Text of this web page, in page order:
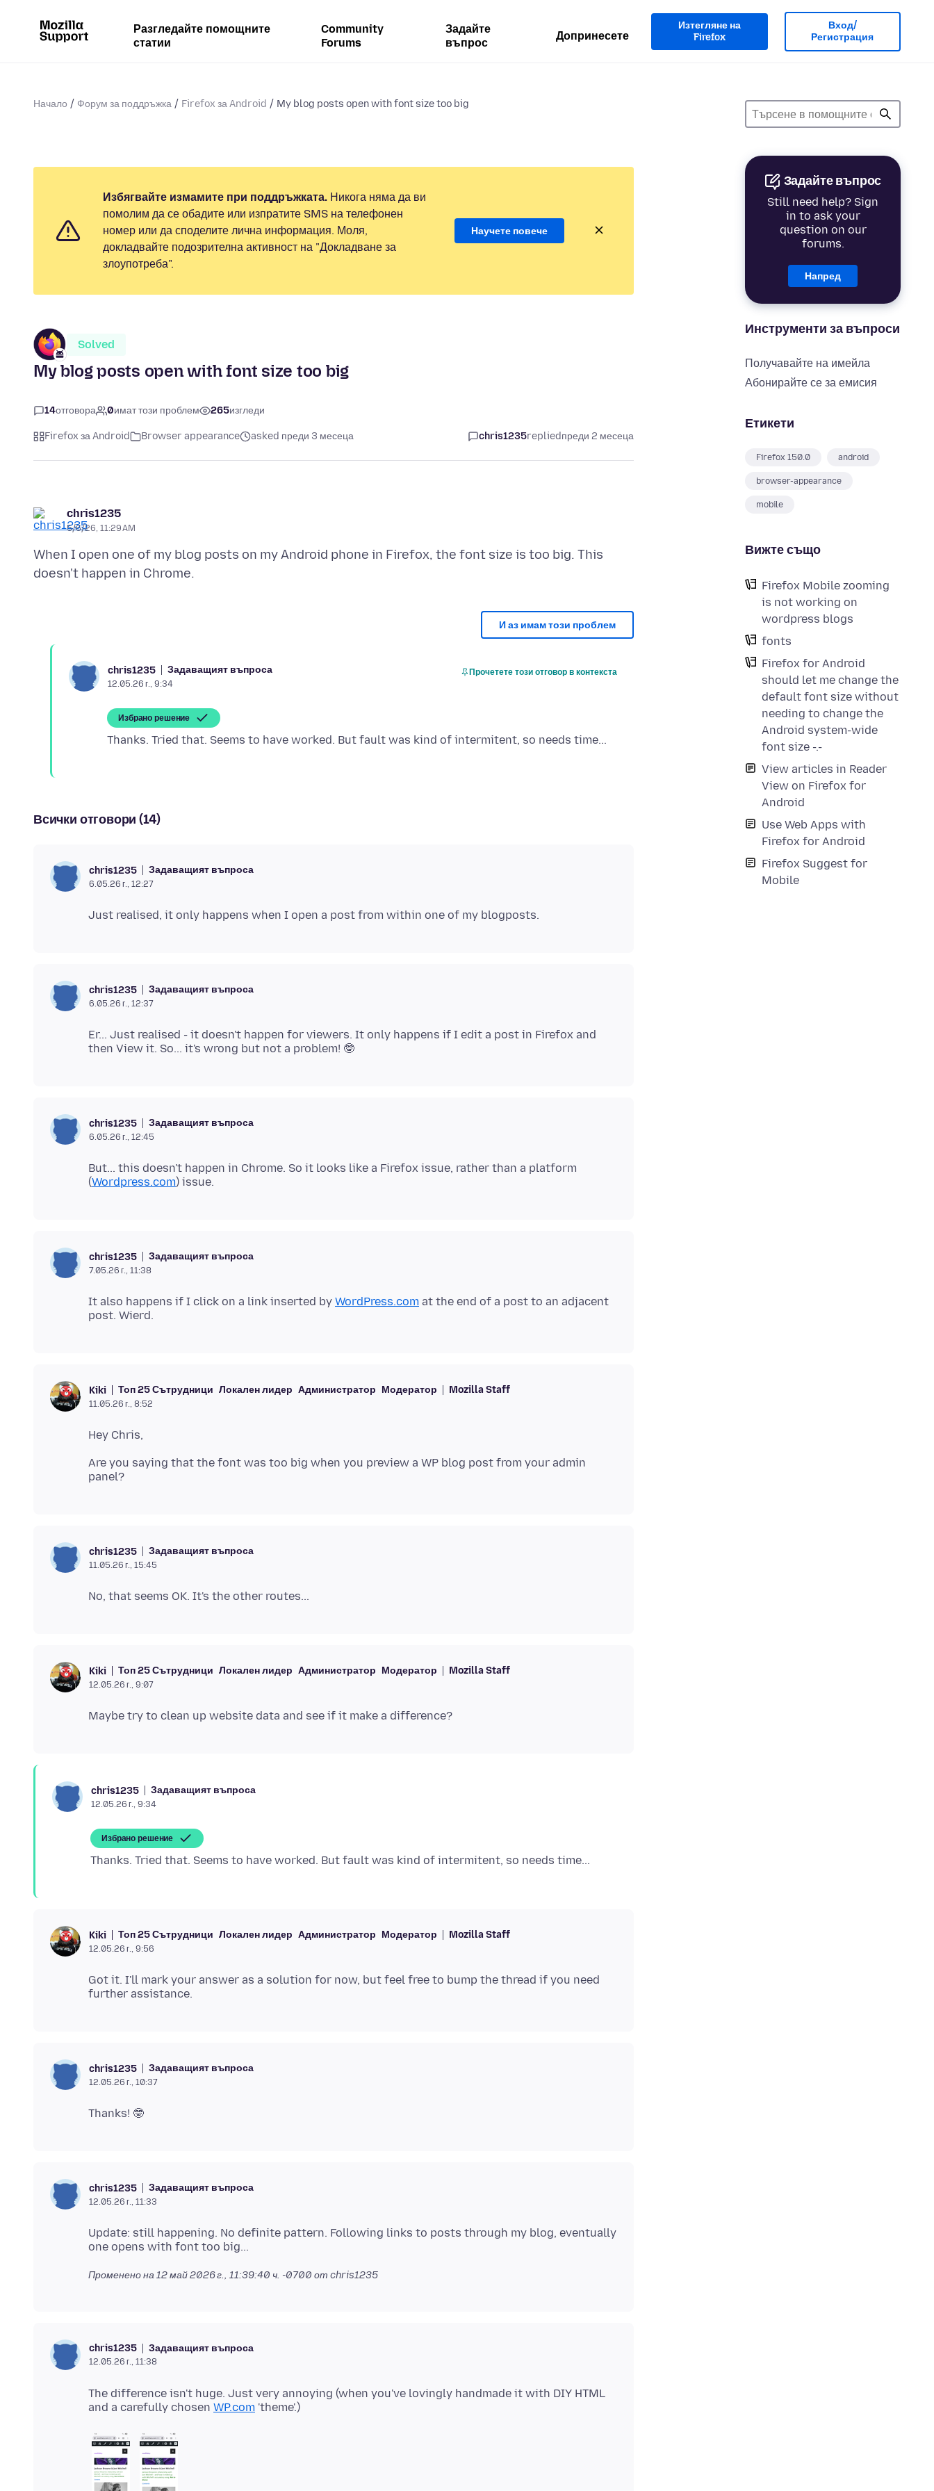
Разгледайте помощните
статии
Community
Forums
Задайте
въпрос
Допринесете
Изтегляне на
Firefox
Вход/
Регистрация
Начало Форум за поддръжка Firefox за Android My blog posts open with font size too big
Задайте въпрос
Still need help? Sign
in to ask your
question on our
forums.
Напред
Инструменти за въпроси
Получавайте на имейла
Абонирайте се за емисия
Етикети
Firefox 150.0 android
browser-appearance
mobile
Вижте също
Firefox Mobile zooming
is not working on
wordpress blogs
fonts
Firefox for Android
should let me change the
default font size without
needing to change the
Android system-wide
font size -.-
View articles in Reader
View on Firefox for
Android
Use Web Apps with
Firefox for Android
Firefox Suggest for
Mobile
Избягвайте измамите при поддръжката. Никога няма да ви
помолим да се обадите или изпратите SMS на телефонен
номер или да споделите лична информация. Моля,
докладвайте подозрителна активност на "Докладване за
злоупотреба".
Научете повече
Solved
My blog posts open with font size too big
14отговора 0имат този проблем 265изгледи
Firefox за Android Browser appearance asked преди 3 месеца chris1235repliedпреди 2 месеца
chris1235
5/6/26, 11:29 AM
When I open one of my blog posts on my Android phone in Firefox, the font size is too big. This
И аз имам този проблем
chris1235 Задаващият въпроса
12.05.26 г., 9:34
Прочетете този отговор в контекста
Избрано решение
Всички отговори (14)
chris1235 Задаващият въпроса
6.05.26 г., 12:27
chris1235 Задаващият въпроса
6.05.26 г., 12:37
Er... Just realised - it doesn't happen for viewers. It only happens if I edit a post in Firefox and
chris1235 Задаващият въпроса
6.05.26 г., 12:45
But... this doesn't happen in Chrome. So it looks like a Firefox issue, rather than a platform
(Wordpress.com
chris1235 Задаващият въпроса
7.05.26 г., 11:38
It also happens if I click on a link inserted by WordPress.com at the end of a post to an adjacent
Kiki Топ 25 Сътрудници Локален лидер Администратор Модератор Mozilla Staff
11.05.26 г., 8:52
Are you saying that the font was too big when you preview a WP blog post from your admin
chris1235 Задаващият въпроса
11.05.26 г., 15:45
Kiki Топ 25 Сътрудници Локален лидер Администратор Модератор Mozilla Staff
12.05.26 г., 9:07
chris1235 Задаващият въпроса
12.05.26 г., 9:34
Избрано решение
Kiki Топ 25 Сътрудници Локален лидер Администратор Модератор Mozilla Staff
12.05.26 г., 9:56
Got it. I'll mark your answer as a solution for now, but feel free to bump the thread if you need
chris1235 Задаващият въпроса
12.05.26 г., 10:37
chris1235 Задаващият въпроса
12.05.26 г., 11:33
Update: still happening. No definite pattern. Following links to posts through my blog, eventually
Променено на12 май 2026 г., 11:39:40 ч. -0700 от chris1235
chris1235 Задаващият въпроса
12.05.26 г., 11:38
The difference isn't huge. Just very annoying (when you've lovingly handmade it with DIY HTML
and a carefully chosen WP.com